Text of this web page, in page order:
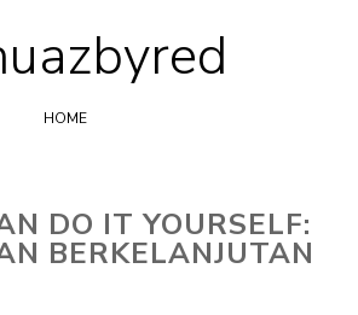
Skip
to
content
HOME
DO IT YOURSELF:
BERKELANJUTAN